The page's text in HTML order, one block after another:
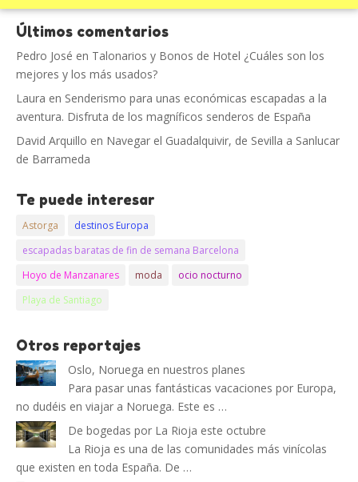
Últimos comentarios
Pedro José en Talonarios y Bonos de Hotel ¿Cuáles son los
mejores y los más usados?
Laura en Senderismo para unas económicas escapadas a la
aventura. Disfruta de los magníficos senderos de España
David Arquillo en Navegar el Guadalquivir, de Sevilla a Sanlucar
de Barrameda
Te puede interesar
Astorga
destinos Europa
escapadas baratas de fin de semana Barcelona
Hoyo de Manzanares
moda
ocio nocturno
Playa de Santiago
Otros reportajes
Oslo, Noruega en nuestros planes
Para pasar unas fantásticas vacaciones por Europa,
no dudéis en viajar a Noruega. Este es …
De bogedas por La Rioja este octubre
La Rioja es una de las comunidades más vinícolas
que existen en toda España. De …